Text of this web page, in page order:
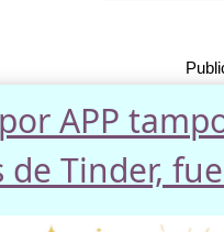
APP
de Tinder,